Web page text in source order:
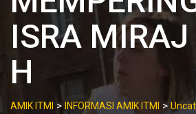
ISRA
H
AMIK ITMI > INFORMASI AMIK ITMI >